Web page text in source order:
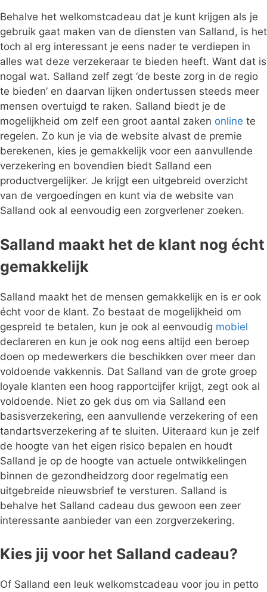
Behalve het welkomstcadeau dat je kunt krijgen als je
gebruik gaat maken van de diensten van Salland, is het
toch al erg interessant je eens nader te verdiepen in
alles wat deze verzekeraar te bieden heeft. Want dat is
nogal wat. Salland zelf zegt ‘de beste zorg in de regio
te bieden’ en daarvan lijken ondertussen steeds meer
mensen overtuigd te raken. Salland biedt je de
mogelijkheid om zelf een groot aantal zaken online te
regelen. Zo kun je via de website alvast de premie
berekenen, kies je gemakkelijk voor een aanvullende
verzekering en bovendien biedt Salland een
productvergelijker. Je krijgt een uitgebreid overzicht
van de vergoedingen en kunt via de website van
Salland ook al eenvoudig een zorgverlener zoeken.
Salland maakt het de klant nog écht
gemakkelijk
Salland maakt het de mensen gemakkelijk en is er ook
écht voor de klant. Zo bestaat de mogelijkheid om
gespreid te betalen, kun je ook al eenvoudig mobiel
declareren en kun je ook nog eens altijd een beroep
doen op medewerkers die beschikken over meer dan
voldoende vakkennis. Dat Salland van de grote groep
loyale klanten een hoog rapportcijfer krijgt, zegt ook al
voldoende. Niet zo gek dus om via Salland een
basisverzekering, een aanvullende verzekering of een
tandartsverzekering af te sluiten. Uiteraard kun je zelf
de hoogte van het eigen risico bepalen en houdt
Salland je op de hoogte van actuele ontwikkelingen
binnen de gezondheidzorg door regelmatig een
uitgebreide nieuwsbrief te versturen. Salland is
behalve het Salland cadeau dus gewoon een zeer
interessante aanbieder van een zorgverzekering.
Kies jij voor het Salland cadeau?
Of Salland een leuk welkomstcadeau voor jou in petto